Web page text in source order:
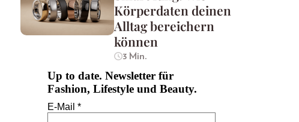
Körperdaten deinen
Alltag bereichern
können
3 Min.